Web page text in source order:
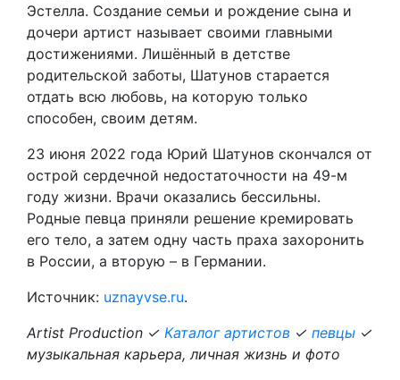
Эстелла. Создание семьи и рождение сына и
дочери артист называет своими главными
достижениями. Лишённый в детстве
родительской заботы, Шатунов старается
отдать всю любовь, на которую только
способен, своим детям.
23 июня 2022 года Юрий Шатунов скончался от
острой сердечной недостаточности на 49-м
году жизни. Врачи оказались бессильны.
Родные певца приняли решение кремировать
его тело, а затем одну часть праха захоронить
в России, а вторую – в Германии.
Источник: uznayvse.ru.
Artist Production ✓ Каталог артистов ✓ певцы ✓
музыкальная карьера, личная жизнь и фото